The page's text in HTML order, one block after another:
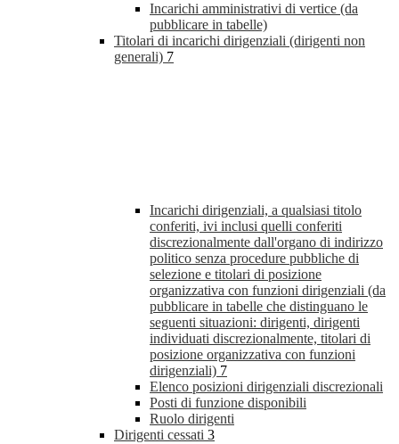
Incarichi amministrativi di vertice (da
pubblicare in tabelle)
Titolari di incarichi dirigenziali (dirigenti non
generali) 7
Incarichi dirigenziali, a qualsiasi titolo
conferiti, ivi inclusi quelli conferiti
discrezionalmente dall'organo di indirizzo
politico senza procedure pubbliche di
selezione e titolari di posizione
organizzativa con funzioni dirigenziali (da
pubblicare in tabelle che distinguano le
seguenti situazioni: dirigenti, dirigenti
individuati discrezionalmente, titolari di
posizione organizzativa con funzioni
dirigenziali) 7
Elenco posizioni dirigenziali discrezionali
Posti di funzione disponibili
Ruolo dirigenti
Dirigenti cessati 3